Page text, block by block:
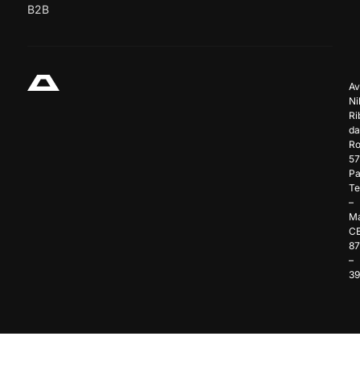
B2B
da
–
–